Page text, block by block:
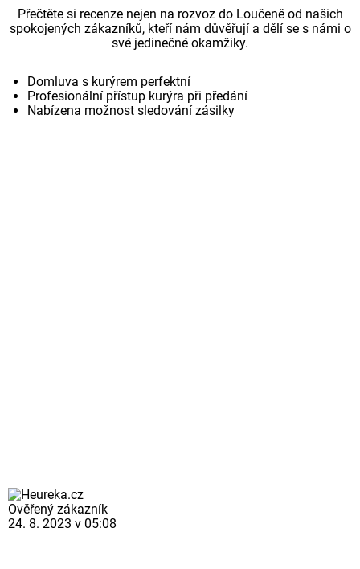
Přečtěte si recenze nejen na rozvoz do Loučeně od našich
spokojených zákazníků, kteří nám důvěřují a dělí se s námi o
své jedinečné okamžiky.
Domluva s kurýrem perfektní
Profesionální přístup kurýra při předání
Nabízena možnost sledování zásilky
Ověřený zákazník
24. 8. 2023 v 05:08